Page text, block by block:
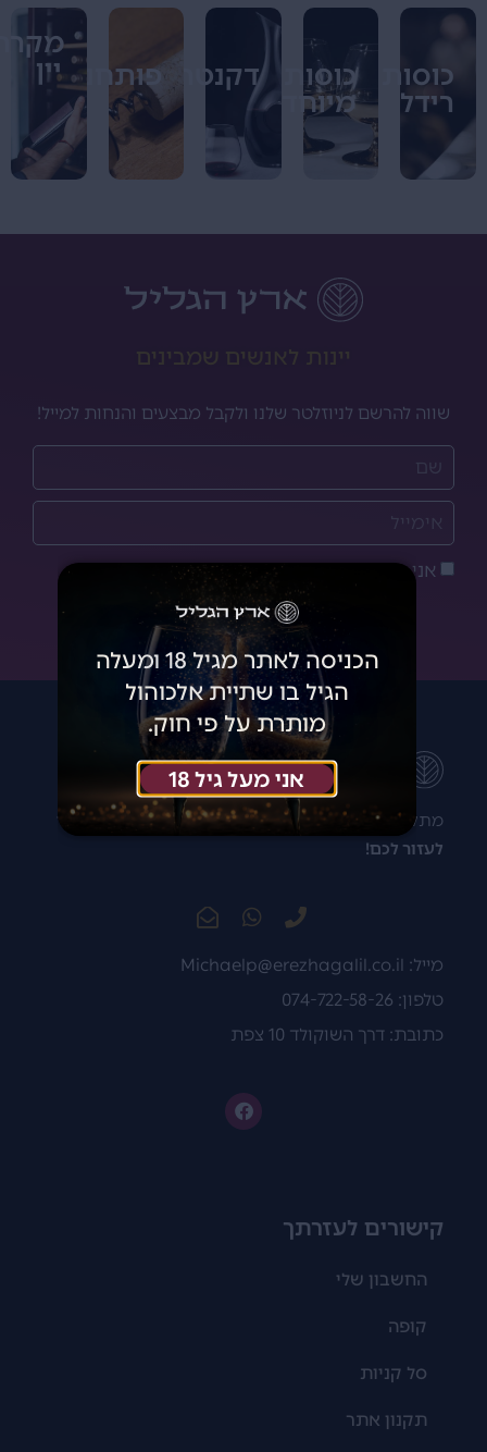
כוסות
רידל
כוסות
מיוחדים
דקנטרים פותחנים
מקררי
יין
יינות לאנשים שמבינים
שווה להרשם לניוזלטר שלנו ולקבל מבצעים והנחות למייל!
אני מאשר/ת את מדיניות הפרטיות
הצטרפתי!
מתלבטים איזה יין לקנות? רוצים להתייעץ?נשמח מאוד
לעזור לכם!
מייל:Michaelp@erezhagalil.co.il
טלפון: 074-722-58-26
כתובת: דרך השוקולד 10 צפת
קישורים לעזרתך
החשבון שלי
קופה
סל קניות
תקנון אתר
הכניסה לאתר מגיל 18 ומעלה
הגיל בו שתיית אלכוהול
מותרת על פי חוק.
אני מעל גיל 18